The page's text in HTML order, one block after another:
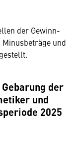
der Gewinn-
und
der
und
2025